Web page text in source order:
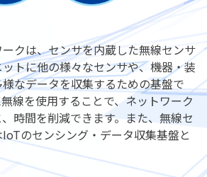
クは、センサを内蔵した無線センサ
トに他の様々なセンサや、機器・装
なデータを収集するための基盤で
線を使用することで、ネットワーク
時間を削減できます。 また、無線セ
のセンシング・データ収集基盤と